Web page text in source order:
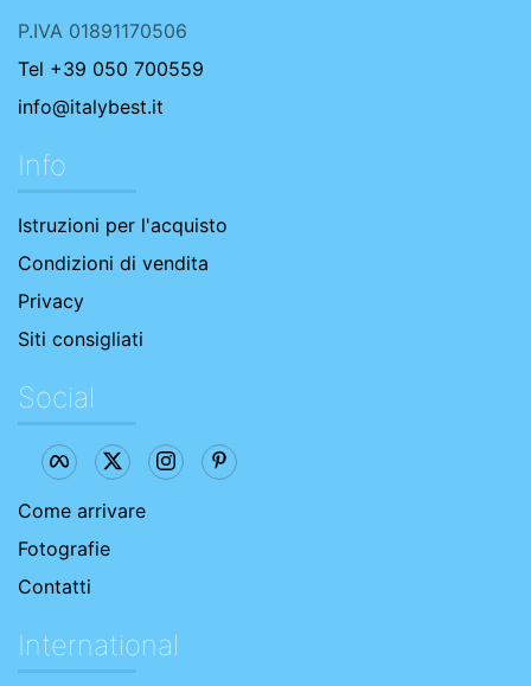
P.IVA 01891170506
Tel +39 050 700559
info@italybest.it
Info
Istruzioni per l'acquisto
Condizioni di vendita
Privacy
Siti consigliati
Social
Come arrivare
Fotografie
Contatti
International